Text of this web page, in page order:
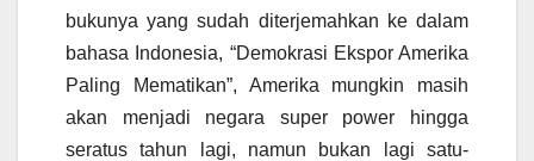
bukunya yang sudah diterjemahkan ke dalam
bahasa Indonesia, “Demokrasi Ekspor Amerika
Paling Mematikan”, Amerika mungkin masih
akan menjadi negara super power hingga
seratus tahun lagi, namun bukan lagi satu-